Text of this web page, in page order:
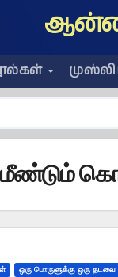
மீண்டும்
ஒரு பொருளுக்கு ஒரு